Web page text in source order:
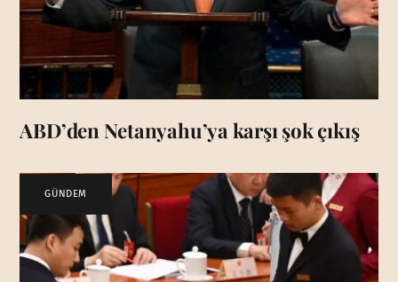
ABD’den Netanyahu’ya karşı şok çıkış
GÜNDEM